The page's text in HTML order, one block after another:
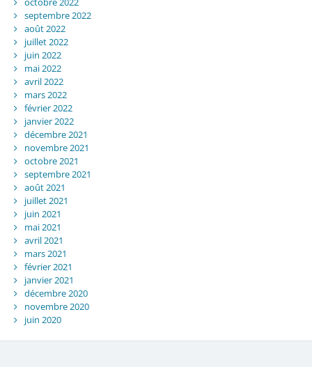
septembre 2022
août 2022
juillet 2022
juin 2022
mai 2022
avril 2022
mars 2022
février 2022
janvier 2022
décembre 2021
novembre 2021
octobre 2021
septembre 2021
août 2021
juillet 2021
juin 2021
mai 2021
avril 2021
mars 2021
février 2021
janvier 2021
décembre 2020
novembre 2020
juin 2020